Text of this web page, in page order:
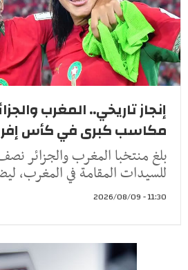
مكاسب كبرى في كأس
بلغ منتخبا المغرب والجزائر
للسيدات المقامة في المغرب،
11:30 - 2026/08/09